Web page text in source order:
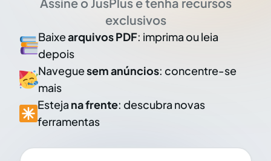
exclusivos
Baixearquivos PDF: imprima ou leia
depois
Naveguesem anúncios: concentre-se
mais
Esteja na frente: descubra novas
ferramentas